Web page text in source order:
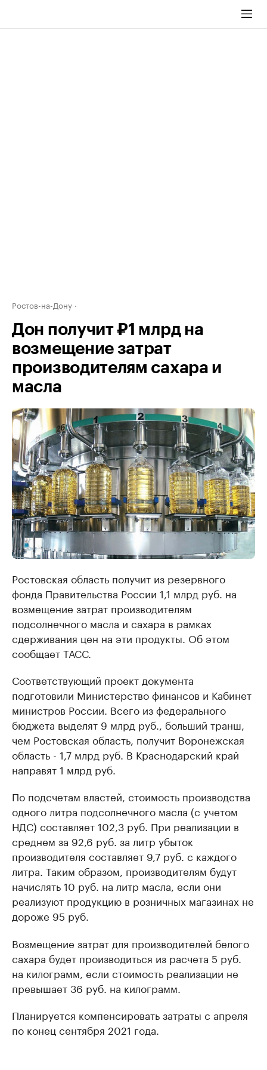
Ростов-на-Дону
Дон получит ₽1 млрд на
возмещение затрат
производителям сахара и
масла
Ростовская область получит из резервного
фонда Правительства России 1,1 млрд руб. на
возмещение затрат производителям
подсолнечного масла и сахара в рамках
сдерживания цен на эти продукты. Об этом
сообщает ТАСС.
Соответствующий проект документа
подготовили Министерство финансов и Кабинет
министров России. Всего из федерального
бюджета выделят 9 млрд руб., больший транш,
чем Ростовская область, получит Воронежская
область - 1,7 млрд руб. В Краснодарский край
направят 1 млрд руб.
По подсчетам властей, стоимость производства
одного литра подсолнечного масла (с учетом
НДС) составляет 102,3 руб. При реализации в
среднем за 92,6 руб. за литр убыток
производителя составляет 9,7 руб. с каждого
литра. Таким образом, производителям будут
начислять 10 руб. на литр масла, если они
реализуют продукцию в розничных магазинах не
дороже 95 руб.
Возмещение затрат для производителей белого
сахара будет производиться из расчета 5 руб.
на килограмм, если стоимость реализации не
превышает 36 руб. на килограмм.
Планируется компенсировать затраты с апреля
по конец сентября 2021 года.